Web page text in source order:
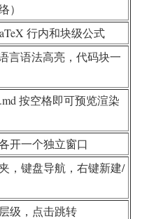
）
行内和块级公式
言语法高亮，代码块一
按空格即可预览渲染
开一个独立窗口
，键盘导航，右键新建/
级，点击跳转